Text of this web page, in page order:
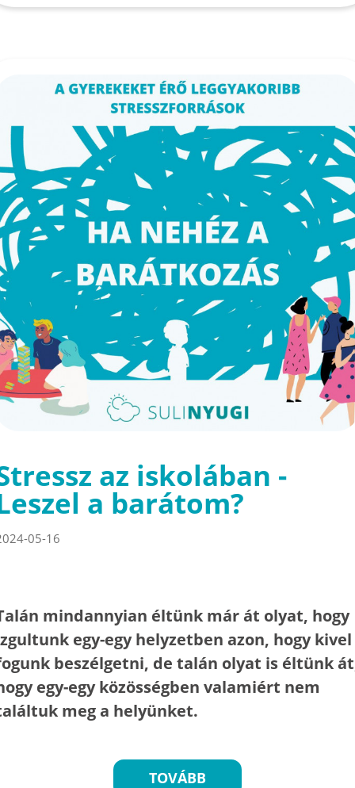
az iskolában -
a barátom?
05-16
mindannyian éltünk már át olyat, hogy
egy-egy helyzetben azon, hogy kivel
beszélgetni, de talán olyat is éltünk
egy-egy közösségben valamiért nem
meg a helyünket.
TOVÁBB